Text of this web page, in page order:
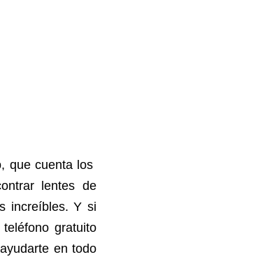
que cuenta los
lentes de
increíbles.Y si
gratuito
en todo